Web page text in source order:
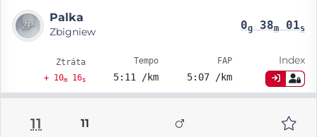
Palka
Zbigniew 0g38m01s
Ztráta
+ 10m16s
Tempo
5:11 /km
FAP
5:07 /km
Index
11 11